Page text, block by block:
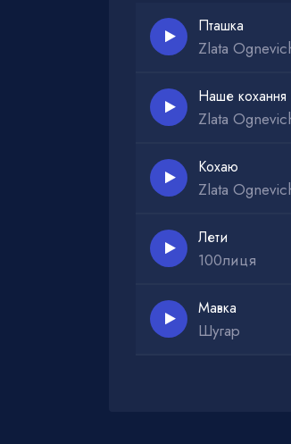
Пташка
Zlata
Наше кохання
Zlata
Кохаю
Zlata
Лети
100лиця
Мавка
Шугар